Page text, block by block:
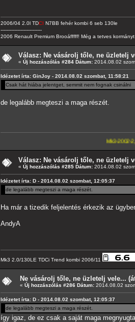
2006/04 2.0l TDCI N7BB fehér kombi 6 seb 130le
---------------------------
2006 Renault Premium Brooáfffff! Még a tetves
Válasz: Ne vásárolj tőle, ne üzletelj
« Új hozzászólás #284 Dátum: 2014.08.02
Idézetet írta: GinJoy - 2014.08.02 szombat, 11:58:21
Csak hát hiába jelentget, semmit nem fognak csinálni
de legalább megteszi a maga részét.
Mk3-2002-2,5-V6---A4-
Válasz: Ne vásárolj tőle, ne üzletelj
« Új hozzászólás #285 Dátum: 2014.08.02
Idézetet írta: D - 2014.08.02 szombat, 12:05:37
de legalább megteszi a maga részét.
Ha már a tizedik feljelentés érkezik az
AndyA
Mk3 2.0/130LE TDCi Trend kombi 2006/11
Ne vásárolj tőle, ne üzletelj vele...
« Új hozzászólás #286 Dátum: 2014.08.02
Idézetet írta: D - 2014.08.02 szombat, 12:05:37
de legalább megteszi a maga részét.
így igaz, de ez csak a saját maga